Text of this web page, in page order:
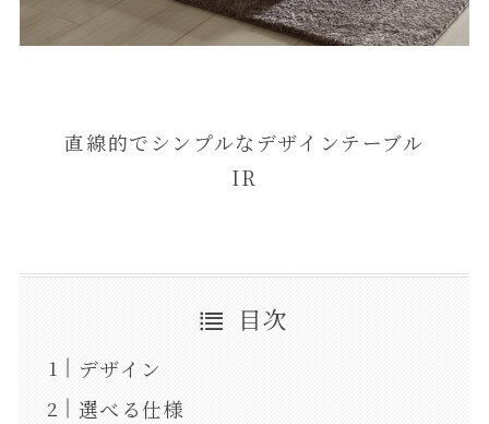
直線的でシンプルなデザインテーブル
IR
目次
デザイン
選べる仕様